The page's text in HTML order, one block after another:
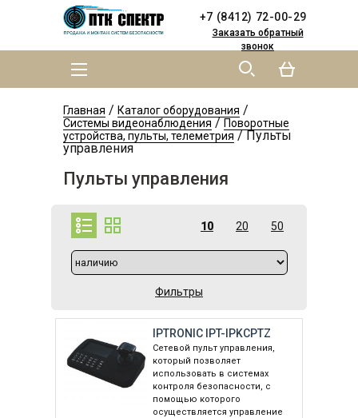
+7 (8412) 72-00-29
Заказать обратный
звонок
MAIN MENU
YOU ARE HERE
Главная / Каталог оборудования /
Системы видеонаблюдения / Поворотные
устройства, пульты, телеметрия /Пульты
управления
Пульты управления
10 20 50
Фильтры
IPTRONIC IPT-IPKCPTZ
Cетевой пульт управления,
который позволяет
использовать в системах
контроля безопасности, с
помощью которого
осуществляется управление